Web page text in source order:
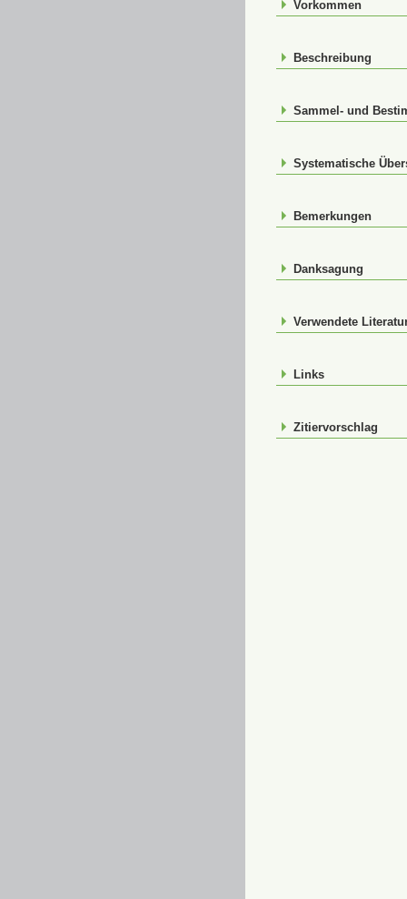
Vorkommen
Beschreibung
Sammel- und
Systematische
Bemerkungen
Danksagung
Verwendete
Links
Zitiervorschlag